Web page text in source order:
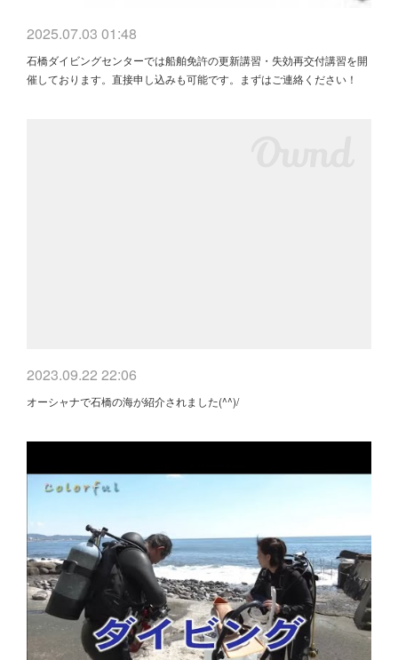
2025.07.03 01:48
石橋ダイビングセンターでは船舶免許の更新講習・失効再交付講習を開
催しております。直接申し込みも可能です。まずはご連絡ください！
2023.09.22 22:06
オーシャナで石橋の海が紹介されました(^^)/